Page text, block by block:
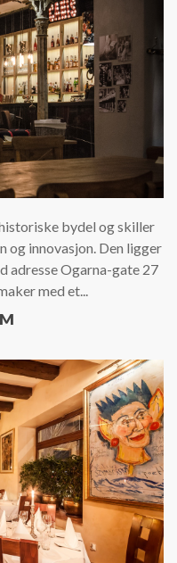
bydel og skiller
og innovasjon. Den ligger
adresse Ogarna-gate 27
med et...